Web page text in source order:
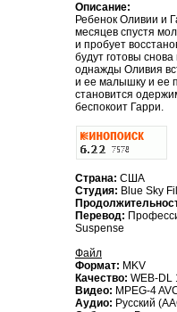
Описание:
Ребенок Оливии и
месяцев спустя
и пробует
будут готовы
однажды Оливия
и ее малышку и ее
становится
беспокоит Гарри.
Страна: США
Студия: Blue Sky
Перевод:
Suspense
Файл
Формат: MKV
Качество: WEB-DL
Видео: MPEG-4
Аудио: Русский